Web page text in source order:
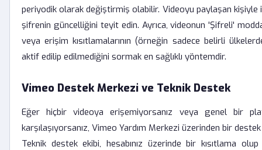
periyodik olarak değiştirmiş olabilir. Videoyu paylaşan kişiyle
şifrenin güncelliğini teyit edin. Ayrıca, videonun 'Şifreli' modda
veya erişim kısıtlamalarının (örneğin sadece belirli
aktif edilip edilmediğini sormak en sağlıklı yöntemdir.
Vimeo Destek Merkezi ve Teknik Destek
Eğer hiçbir videoya erişemiyorsanız veya genel bir
karşılaşıyorsanız, Vimeo Yardım Merkezi üzerinden bir
Teknik destek ekibi, hesabınız üzerinde bir kısıtlama olup